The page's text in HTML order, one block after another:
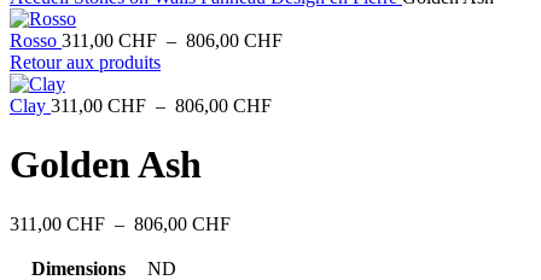
Rosso 311,00 CHF – 806,00 CHFPlage
Retour aux produits
Clay 311,00 CHF – 806,00 CHFPlage
Golden Ash
311,00 CHF – 806,00 CHFPlage
Dimensions ND